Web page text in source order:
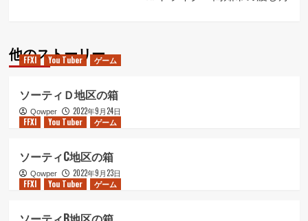
ー
シ
ョ
ン
他のストーリー
FFXI You Tuber ゲーム
ソーティＤ地区の箱
Qowper
2022年9月24日
FFXI
You Tuber ゲーム
ソーティC地区の箱
Qowper
2022年9月23日
FFXI
You Tuber ゲーム